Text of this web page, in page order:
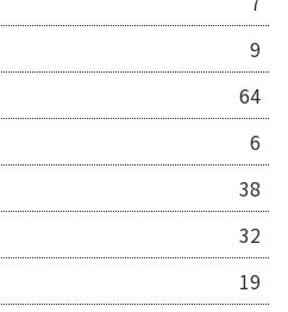
9
64
6
38
32
19